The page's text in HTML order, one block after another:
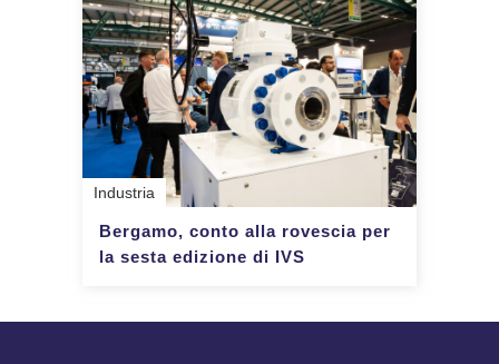
Industria
Bergamo, conto alla rovescia per
la sesta edizione di IVS